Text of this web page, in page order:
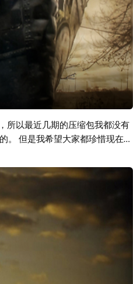
所以最近几期的压缩包我都没有
。 但是我希望大家都珍惜现在所
福。 因为你不用跑那么远的山
下载，谢谢那些帮助落网的人